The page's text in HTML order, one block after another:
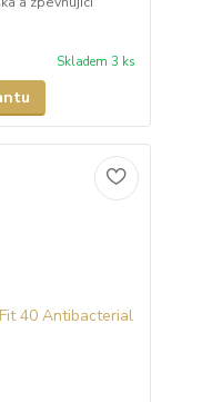
Skladem 3 ks